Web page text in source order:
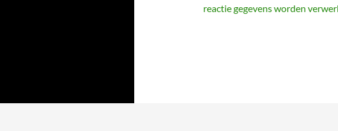
reactie gegevens worden